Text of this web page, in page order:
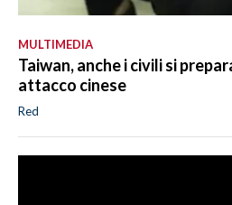
MULTIMEDIA
Taiwan, anche i civili si
attacco cinese
Red